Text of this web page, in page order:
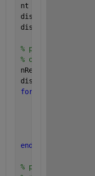
nt = 100;
dis = cell(nTest,
dis =
% part 2. perform
% only leave
nRem = 50;
disSVD =
for
end
% part 3. for